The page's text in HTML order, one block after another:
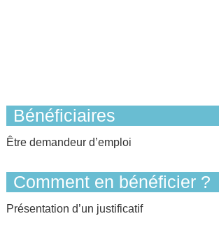
Bénéficiaires
Être demandeur d’emploi
Comment en bénéficier ?
Présentation d’un justificatif